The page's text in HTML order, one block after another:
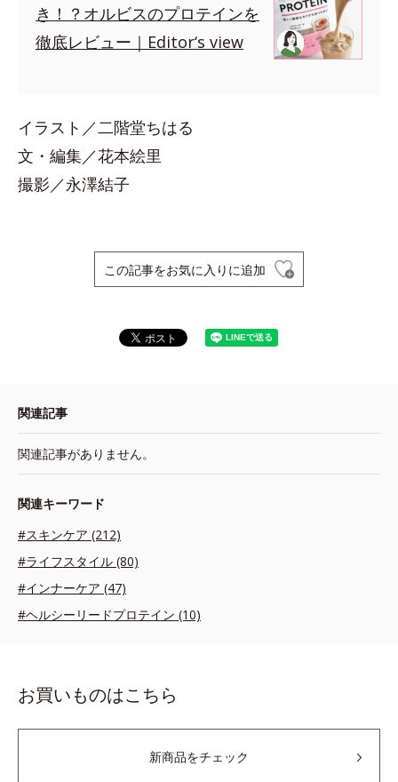
き！？オルビスのプロテインを
徹底レビュー｜Editor‘s view
イラスト／二階堂ちはる
文・編集／花本絵里
撮影／永澤結子
この記事をお気に入りに追加
関連記事
関連記事がありません。
関連キーワード
#スキンケア (212)
#ライフスタイル (80)
#インナーケア (47)
#ヘルシーリードプロテイン (10)
お買いものはこちら
新商品をチェック